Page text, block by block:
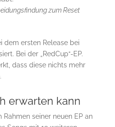
zum Reset
dem ersten Release bei
Bei der „RedCup“-EP.
dass diese nichts mehr
erwarten kann
Rahmen seiner neuen EP an